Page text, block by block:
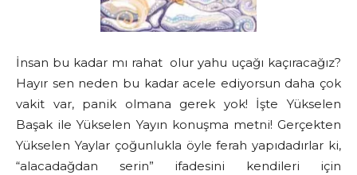
İnsan bu kadar mı rahat olur yahu uçağı kaçıracağız?
Hayır sen neden bu kadar acele ediyorsun daha çok
vakit var, panik olmana gerek yok! İşte Yükselen
Başak ile Yükselen Yayın konuşma metni! Gerçekten
Yükselen Yaylar çoğunlukla öyle ferah yapıdadırlar ki,
“alacadağdan serin” ifadesini kendileri için